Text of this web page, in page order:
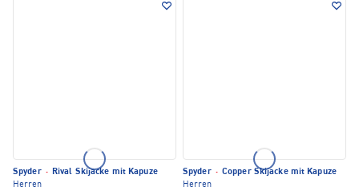
Spyder · Rival Skijacke mit Kapuze
Herren
Spyder · Copper Skijacke mit Kapuze
Herren